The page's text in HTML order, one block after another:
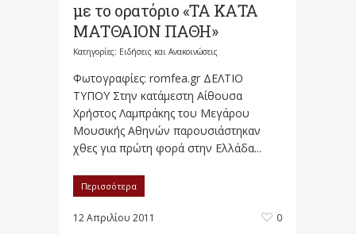
με το ορατόριο «ΤΑ ΚΑΤΑ
ΜΑΤΘΑΙΟΝ ΠΑΘΗ»
Κατηγορίες: Ειδήσεις και Ανακοινώσεις
Φωτογραφίες: romfea.gr ΔΕΛΤΙΟ
ΤΥΠΟΥ Στην κατάμεστη Αίθουσα
Χρήστος Λαμπράκης του Μεγάρου
Μουσικής Αθηνών παρουσιάστηκαν
χθες για πρώτη φορά στην Ελλάδα...
Περισσότερα
12 Απριλίου 2011 0